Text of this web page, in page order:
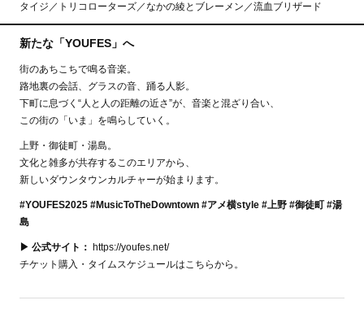
タイジ／トリコローターズ／なかの綾とブレーメン／流血ブリザード
新たな「YOUFES」へ
街のあちこちで鳴る音楽。
路地裏の会話、グラスの音、踊る人影。
下町に息づく“人と人の距離の近さ”が、音楽と混ざり合い、
この街の「いま」を鳴らしていく。
上野・御徒町・湯島。
文化と雑多が共存するこのエリアから、
新しいダウンタウンカルチャーが始まります。
#YOUFES2025 #MusicToTheDowntown #アメ横style #上野 #御徒町 #湯
島
▶︎ 公式サイト：
https://youfes.net/
チケット購入・タイムスケジュールはこちらから。